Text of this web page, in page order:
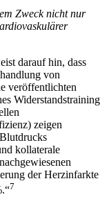
Zweck nicht nur
darauf hin, dass
von
veröffentlichten
Widerstandstraining
zeigen
kollaterale
der Herzinfarkte
7